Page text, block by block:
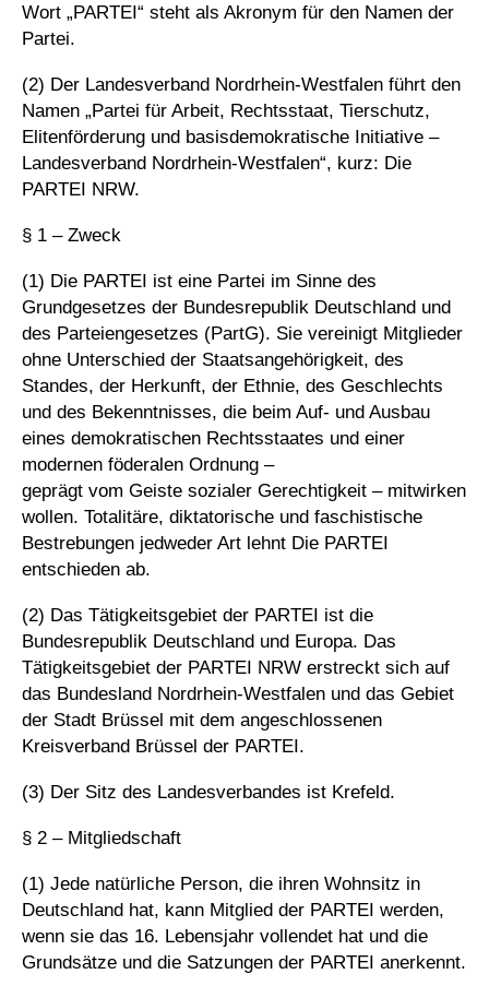
Wort „PARTEI“ steht als Akronym für den Namen der
Partei.
(2) Der Landesverband Nordrhein-Westfalen führt den
Namen „Partei für Arbeit, Rechtsstaat, Tierschutz,
Elitenförderung und basisdemokratische Initiative –
Landesverband Nordrhein-Westfalen“, kurz: Die
PARTEI NRW.
§ 1 – Zweck
(1) Die PARTEI ist eine Partei im Sinne des
Grundgesetzes der Bundesrepublik Deutschland und
des Parteiengesetzes (PartG). Sie vereinigt Mitglieder
ohne Unterschied der Staatsangehörigkeit, des
Standes, der Herkunft, der Ethnie, des Geschlechts
und des Bekenntnisses, die beim Auf- und Ausbau
eines demokratischen Rechtsstaates und einer
modernen föderalen Ordnung –
geprägt vom Geiste sozialer Gerechtigkeit – mitwirken
wollen. Totalitäre, diktatorische und faschistische
Bestrebungen jedweder Art lehnt Die PARTEI
entschieden ab.
(2) Das Tätigkeitsgebiet der PARTEI ist die
Bundesrepublik Deutschland und Europa. Das
Tätigkeitsgebiet der PARTEI NRW erstreckt sich auf
das Bundesland Nordrhein-Westfalen und das Gebiet
der Stadt Brüssel mit dem angeschlossenen
Kreisverband Brüssel der PARTEI.
(3) Der Sitz des Landesverbandes ist Krefeld.
§ 2 – Mitgliedschaft
(1) Jede natürliche Person, die ihren Wohnsitz in
Deutschland hat, kann Mitglied der PARTEI werden,
wenn sie das 16. Lebensjahr vollendet hat und die
Grundsätze und die Satzungen der PARTEI anerkennt.